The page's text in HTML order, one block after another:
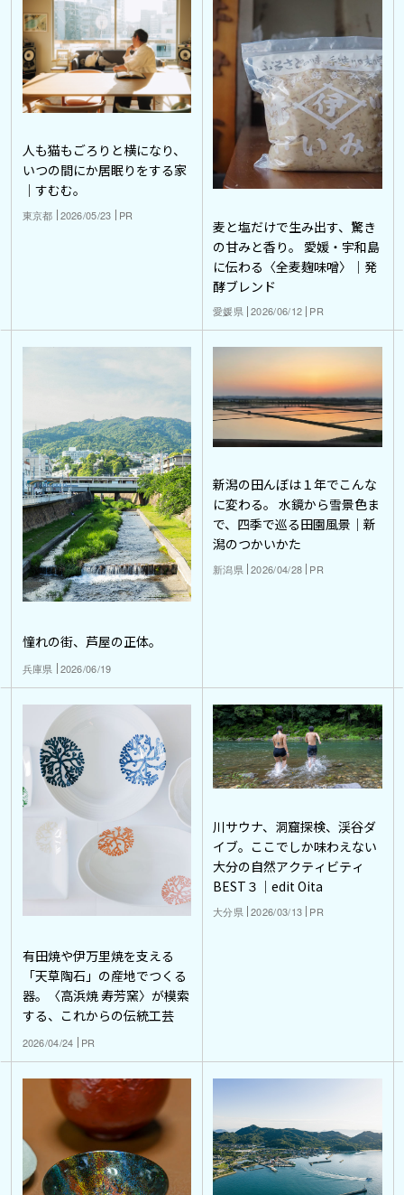
人も猫もごろりと横になり、
いつの間にか居眠りをする家
｜すむむ。
東京都 2026/05/23 PR
麦と塩だけで生み出す、驚き
の甘みと香り。 愛媛・宇和島
に伝わる〈全麦麹味噌〉｜発
酵ブレンド
愛媛県 2026/06/12 PR
憧れの街、芦屋の正体。
兵庫県 2026/06/19
新潟の田んぼは１年でこんな
に変わる。 水鏡から雪景色ま
で、四季で巡る田園風景｜新
潟のつかいかた
新潟県 2026/04/28 PR
有田焼や伊万里焼を支える
「天草陶石」の産地でつくる
器。〈高浜焼 寿芳窯〉が模索
する、これからの伝統工芸
2026/04/24 PR
川サウナ、洞窟探検、渓谷ダ
イブ。ここでしか味わえない
大分の自然アクティビティ
BEST３｜edit Oita
大分県 2026/03/13 PR